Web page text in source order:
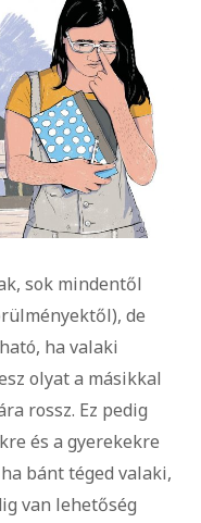
sok mindentől
de
ha valaki
olyat a másikkal
rossz. Ez pedig
és a gyerekekre
bánt téged valaki,
van lehetőség